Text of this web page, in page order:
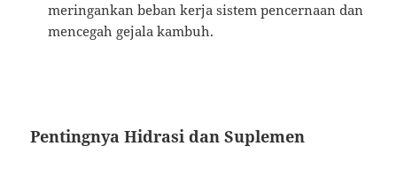
meringankan beban kerja sistem pencernaan dan
mencegah gejala kambuh.
Pentingnya Hidrasi dan Suplemen